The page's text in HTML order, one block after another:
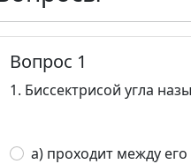
Вопрос 1
1. Биссектрисой угла
а) проходит между